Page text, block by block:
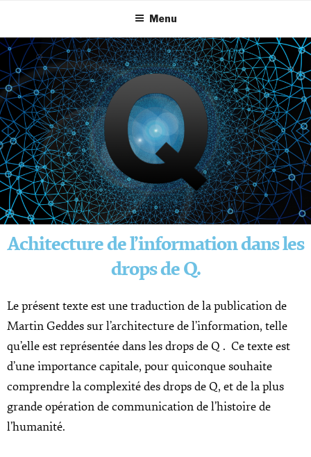
Menu
Achitecture de l’information dans les
drops de Q.
Le présent texte est une traduction de la publication de
Martin Geddes sur l’architecture de l’information, telle
qu’elle est représentée dans les drops de Q . Ce texte est
d’une importance capitale, pour quiconque souhaite
comprendre la complexité des drops de Q, et de la plus
grande opération de communication de l’histoire de
l’humanité.